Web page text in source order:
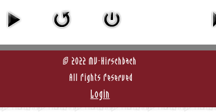
© 2022 MV-Hirschbach
All Rights Reserved
Login